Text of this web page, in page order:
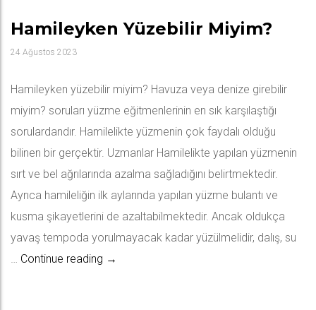
Hamileyken Yüzebilir Miyim?
24 Ağustos 2023
Hamileyken yüzebilir miyim? Havuza veya denize girebilir
miyim? soruları yüzme eğitmenlerinin en sık karşılaştığı
sorulardandır. Hamilelikte yüzmenin çok faydalı olduğu
bilinen bir gerçektir. Uzmanlar Hamilelikte yapılan yüzmenin
sırt ve bel ağrılarında azalma sağladığını belirtmektedir.
Ayrıca hamileliğin ilk aylarında yapılan yüzme bulantı ve
kusma şikayetlerini de azaltabilmektedir. Ancak oldukça
yavaş tempoda yorulmayacak kadar yüzülmelidir, dalış, su
… Continue reading Hamileyken Yüzebilir Miyim?
→